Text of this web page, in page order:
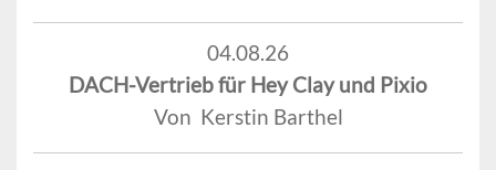
04.08.26
DACH-Vertrieb für Hey Clay und Pixio
Von Kerstin Barthel